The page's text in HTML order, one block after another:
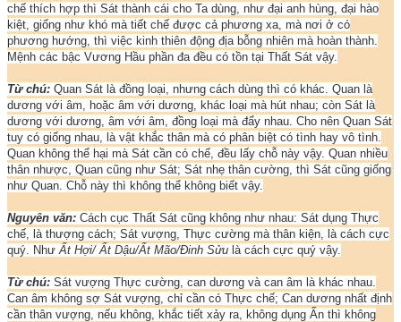
chế thích hợp thì Sát thành cái cho Ta dùng, như đại anh hùng, đại hào
kiệt, giống như khó mà tiết chế được cả phương xa, mà nơi ở có
phương hướng, thì việc kinh thiên động địa bỗng nhiên mà hoàn thành.
Mệnh các bậc Vương Hầu phần đa đều có tồn tại Thất Sát vậy.
Từ chú: Quan Sát là đồng loại, nhưng cách dùng thì có khác. Quan là
dương với âm, hoặc âm với dương, khác loại mà hút nhau; còn Sát là
dương với dương, âm với âm, đồng loại mà đẩy nhau. Cho nên Quan Sát
tuy có giống nhau, là vật khắc thân mà có phân biệt có tình hay vô tình.
Quan không thể hại mà Sát cần có chế, đều lấy chỗ này vậy. Quan nhiều
thân nhược, Quan cũng như Sát; Sát nhẹ thân cường, thì Sát cũng giống
như Quan. Chỗ này thì không thể không biết vậy.
Nguyên văn: Cách cục Thất Sát cũng không như nhau: Sát dụng Thực
chế, là thượng cách; Sát vượng, Thực cường mà thân kiện, là cách cực
quý. Như Ất Hợi/ Ất Dậu/Ất Mão/Đinh Sửu là cách cực quý vậy.
Từ chú: Sát vượng Thực cường, can dương và can âm là khác nhau.
Can âm không sợ Sát vượng, chỉ cần có Thực chế; Can dương nhất định
cần thân vượng, nếu không, khắc tiết xảy ra, không dụng Ấn thì không